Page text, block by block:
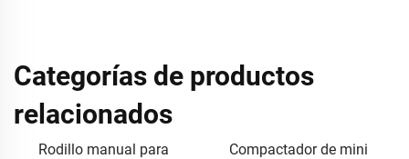
Categorías de productos
relacionados
Rodillo manual para
Compactador de mini